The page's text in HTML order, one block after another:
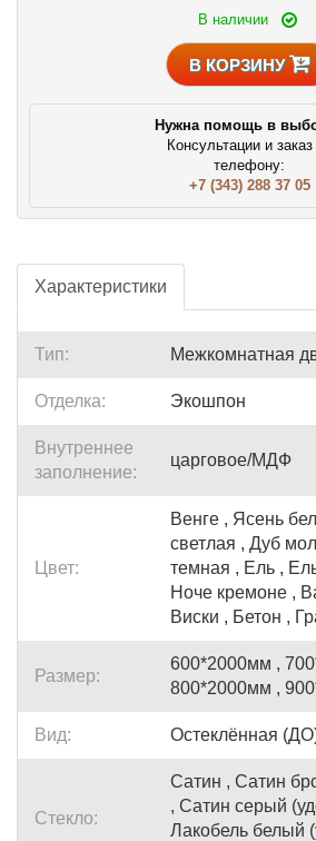
В наличии
В КОРЗИНУ
Нужна помощь в
Консультации и заказ
телефону:
+7 (343) 288 37 05
Характеристики
Тип: Межкомнатная
Отделка: Экошпон
Внутреннее
заполнение:
царговое/МДФ
Цвет:
Венге , Ясень
светлая , Дуб
темная , Ель ,
Ноче кремоне ,
Виски , Бетон ,
Размер:
600*2000мм ,
800*2000мм ,
Вид: Остеклённая
Стекло:
Сатин , Сатин
, Сатин серый
Лакобель белый